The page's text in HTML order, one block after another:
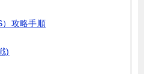
）攻略手順
)